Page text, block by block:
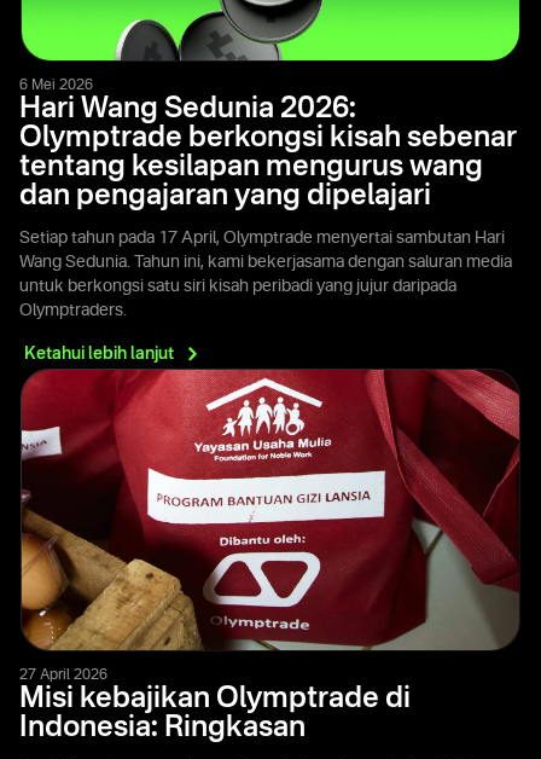
6 Mei 2026
Hari Wang Sedunia 2026:
Olymptrade berkongsi kisah sebenar
tentang kesilapan mengurus wang
dan pengajaran yang dipelajari
Setiap tahun pada 17 April, Olymptrade menyertai sambutan Hari
Wang Sedunia. Tahun ini, kami bekerjasama dengan saluran media
untuk berkongsi satu siri kisah peribadi yang jujur daripada
Olymptraders.
Ketahui lebih lanjut
27 April 2026
Misi kebajikan Olymptrade di
Indonesia: Ringkasan